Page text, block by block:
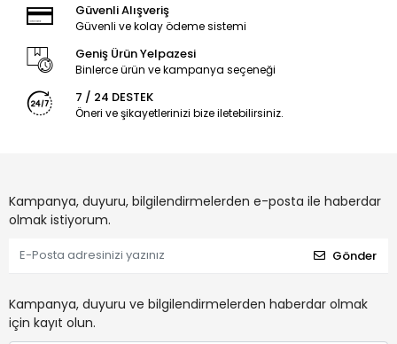
Güvenli Alışveriş
Güvenli ve kolay ödeme sistemi
Geniş Ürün Yelpazesi
Binlerce ürün ve kampanya seçeneği
7 / 24 DESTEK
Öneri ve şikayetlerinizi bize iletebilirsiniz.
Kampanya, duyuru, bilgilendirmelerden e-posta ile haberdar
olmak istiyorum.
Gönder
Kampanya, duyuru ve bilgilendirmelerden haberdar olmak
için kayıt olun.